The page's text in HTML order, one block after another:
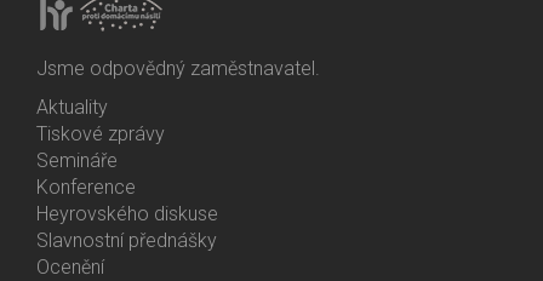
Jsme odpovědný zaměstnavatel.
Bottom
Menu
Activities
Aktuality
Tiskové zprávy
Semináře
Konference
Heyrovského diskuse
Slavnostní přednášky
Ocenění